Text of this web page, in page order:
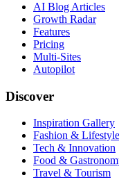
AI Blog Articles
Growth Radar
Features
Pricing
Multi-Sites
Autopilot
Discover
Inspiration Gallery
Fashion & Lifestyle
Tech & Innovation
Food &
Travel & Tourism